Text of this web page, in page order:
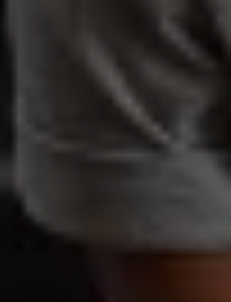
Karten und Radio